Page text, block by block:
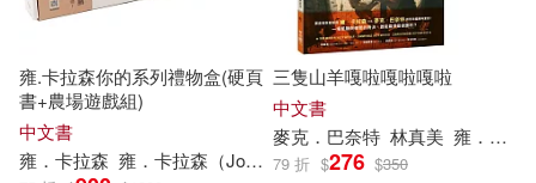
Raffi(2)
Sara/ Klassen(2) Sarah(2)
作者/演唱/譯/編/繪(57)
價格
範圍
-
雍.卡拉森你的系列禮物盒(硬頁
書+農場遊戲組)
中文書
雍．卡拉森 雍．卡拉森（Jon Klassen）
三隻山羊嘎啦嘎啦嘎啦
中文書
麥克．巴奈特 林真美 雍．卡拉森（
79 折 $276 $350